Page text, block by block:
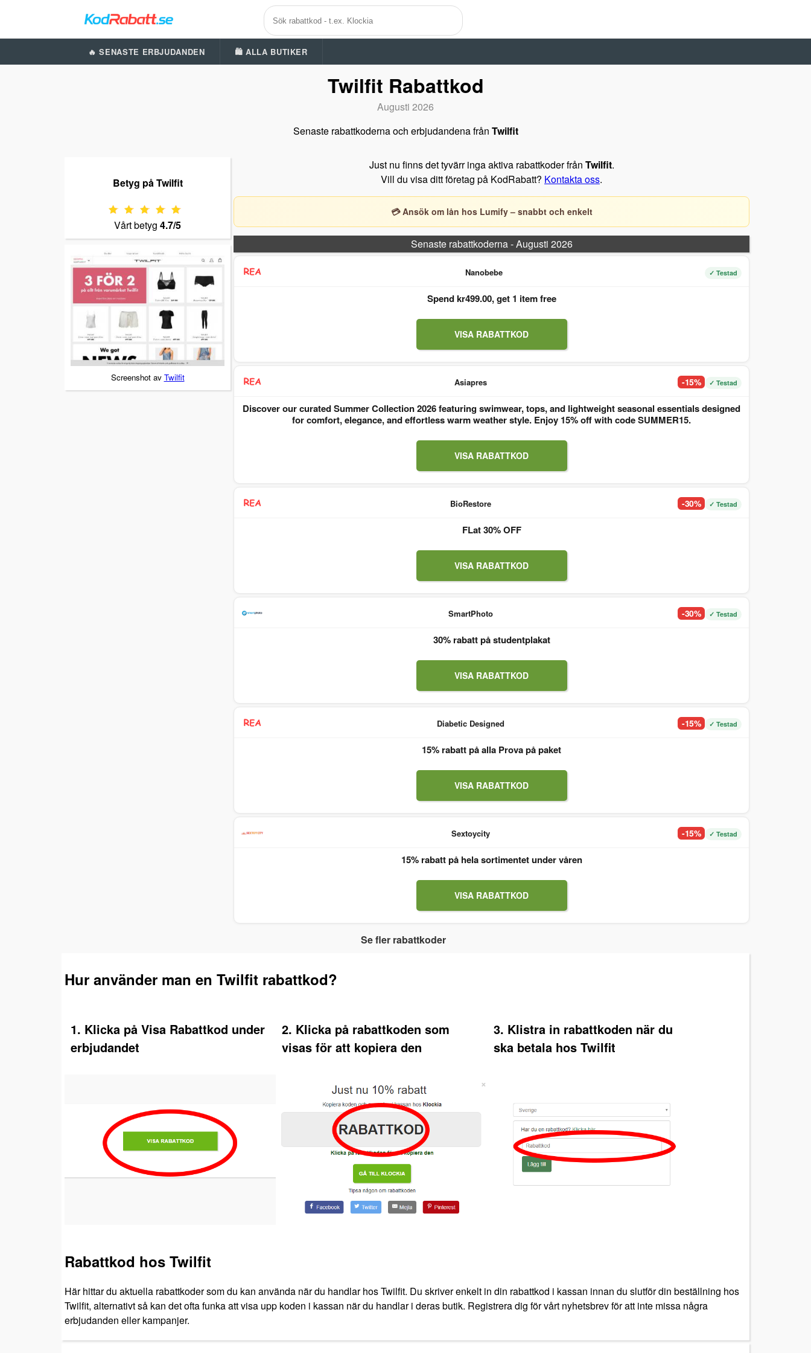
🔥 SENASTE ERBJUDANDEN 🛍️ ALLA BUTIKER
Twilfit Rabattkod
Augusti 2026
Senaste rabattkoderna och erbjudandena från Twilfit
Betyg på Twilfit
Vårt betyg 4.7/5
Screenshot av Twilfit
Just nu finns det tyvärr inga aktiva rabattkoder från Twilfit.
Vill du visa ditt företag på KodRabatt? Kontakta oss.
💳 Ansök om lån hos Lumify – snabbt och enkelt
Senaste rabattkoderna - Augusti 2026
Nanobebe ✓ Testad
Spend kr499.00, get 1 item free
VISA RABATTKOD
Asiapres -15% ✓ Testad
Discover our curated Summer Collection 2026 featuring swimwear, tops, and lightweight seasonal essentials designed
for comfort, elegance, and effortless warm weather style. Enjoy 15% off with code SUMMER15.
VISA RABATTKOD
BioRestore -30% ✓ Testad
FLat 30% OFF
VISA RABATTKOD
SmartPhoto -30% ✓ Testad
30% rabatt på studentplakat
VISA RABATTKOD
Diabetic Designed -15% ✓ Testad
15% rabatt på alla Prova på paket
VISA RABATTKOD
Sextoycity -15% ✓ Testad
15% rabatt på hela sortimentet under våren
VISA RABATTKOD
Se fler rabattkoder
Hur använder man en Twilfit rabattkod?
1. Klicka på Visa Rabattkod under
erbjudandet
2. Klicka på rabattkoden som
visas för att kopiera den
3. Klistra in rabattkoden när du
ska betala hos Twilfit
Rabattkod hos Twilfit
Här hittar du aktuella rabattkoder som du kan använda när du handlar hos Twilfit. Du skriver enkelt in din rabattkod i kassan innan du slutför din beställning hos
Twilfit, alternativt så kan det ofta funka att visa upp koden i kassan när du handlar i deras butik. Registrera dig för vårt nyhetsbrev för att inte missa några
erbjudanden eller kampanjer.